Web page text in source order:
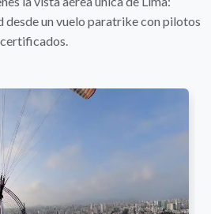
desde un vuelo paratrike con pilotos
certificados.